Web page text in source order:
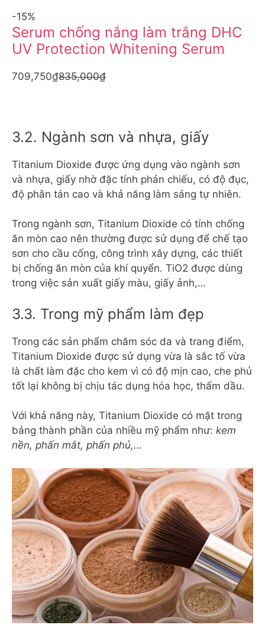
-15%
Serum chống nắng làm trắng DHC
UV Protection Whitening Serum
709,750₫835,000₫
3.2. Ngành sơn và nhựa, giấy
Titanium Dioxide được ứng dụng vào ngành sơn
và nhựa, giấy nhờ đặc tính phản chiếu, có độ đục,
độ phân tán cao và khả năng làm sáng tự nhiên.
Trong ngành sơn, Titanium Dioxide có tính chống
ăn mòn cao nên thường được sử dụng để chế tạo
sơn cho cầu cống, công trình xây dựng, các thiết
bị chống ăn mòn của khí quyển. TiO2 được dùng
trong việc sản xuất giấy màu, giấy ảnh,…
3.3. Trong mỹ phẩm làm đẹp
Trong các sản phẩm chăm sóc da và trang điểm,
Titanium Dioxide được sử dụng vừa là sắc tố vừa
là chất làm đặc cho kem vì có độ mịn cao, che phủ
tốt lại không bị chịu tác dụng hóa học, thấm dầu.
Với khả năng này, Titanium Dioxide có mặt trong
bảng thành phần của nhiều mỹ phẩm như: kem
nền, phấn mắt, phấn phủ,…